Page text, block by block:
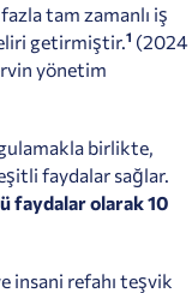
tam zamanlı iş
getirmiştir.1 (2024
yönetim
birlikte,
faydalar sağlar.
faydalar olarak 10
insani refahı teşvik